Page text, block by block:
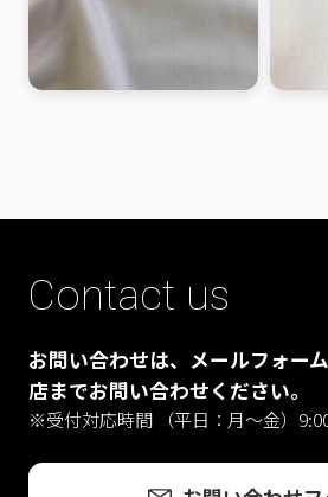
Contact us
お問い合わせは、メールフォー
店までお問い合わせください。
※受付対応時間 （平日：月〜金）